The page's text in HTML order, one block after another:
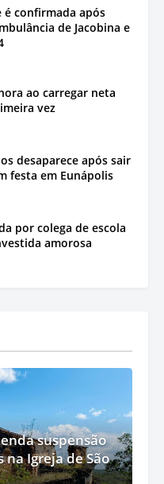
é confirmada após
de Jacobina e
ao carregar neta
vez
desaparece após sair
festa em Eunápolis
por colega de escola
amorosa
suspensão
Igreja de São